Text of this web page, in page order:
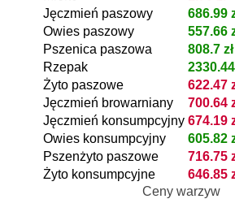
Jęczmień paszowy
686.99
Owies paszowy
557.66
Pszenica paszowa
808.7 zł
Rzepak
2330.44
Żyto paszowe
622.47
Jęczmień browarniany
700.64
Jęczmień konsumpcyjny 674.19
Owies konsumpcyjny
605.82
Pszenżyto paszowe
716.75
Żyto konsumpcyjne
646.85
Ceny warzyw